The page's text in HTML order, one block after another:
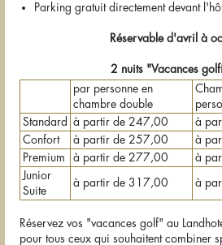
Parking gratuit directement devant
Réservable d'avril à
2 nuits "Vacances
par personne en
chambre double
Standard
à partir de 247,00
à
Confort
à partir de 257,00
à
Premium
à partir de 277,00
à
Junior
Suite
à partir de 317,00 à
Réservez vos "vacances golf" au
pour tous ceux qui souhaitent combiner